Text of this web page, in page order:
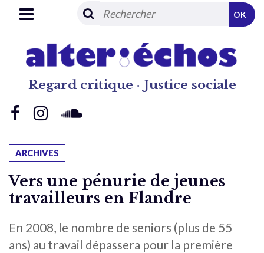
Regard critique · Justice sociale
OK
ARCHIVES
Vers une pénurie de jeunes
travailleurs en Flandre
En 2008, le nombre de seniors (plus de 55
ans) au travail dépassera pour la première